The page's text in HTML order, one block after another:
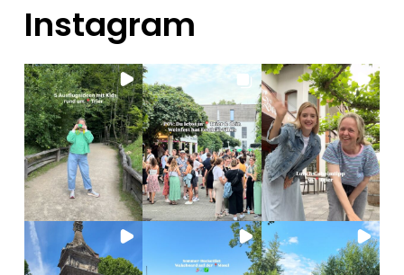
Instagram